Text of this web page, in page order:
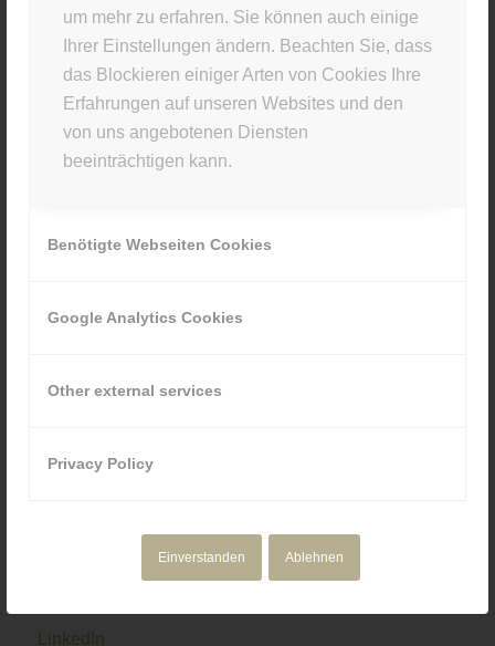
um mehr zu erfahren. Sie können auch einige
Ihrer Einstellungen ändern. Beachten Sie, dass
das Blockieren einiger Arten von Cookies Ihre
Erfahrungen auf unseren Websites und den
von uns angebotenen Diensten
beeinträchtigen kann.
Benötigte Webseiten Cookies
Google Analytics Cookies
Other external services
Privacy Policy
Einverstanden Ablehnen
STUDIO INFO
Materia Viva
Kellerstr. 43 · 81667 München
NAVIGATION
Corporate Media
Über uns